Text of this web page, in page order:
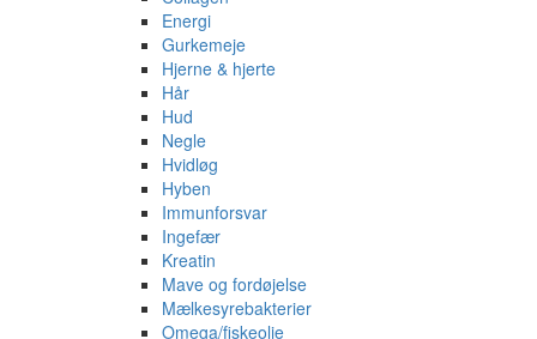
Energi
Gurkemeje
Hjerne & hjerte
Hår
Hud
Negle
Hvidløg
Hyben
Immunforsvar
Ingefær
Kreatin
Mave og fordøjelse
Mælkesyrebakterier
Omega/fiskeolie